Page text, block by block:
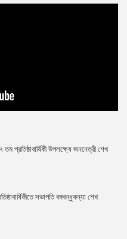
প্রতিষ্ঠাবার্ষিকী উপলক্ষ্যে জননেত্রী শেখ
সভাপতি বঙ্গবন্ধুকন্যা শেখ